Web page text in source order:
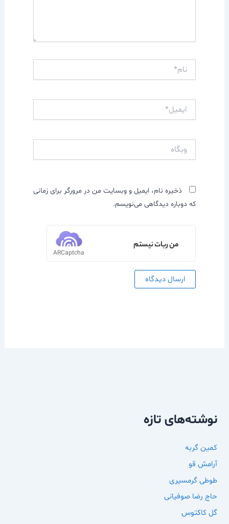
ذخیره نام، ایمیل و وبسایت من در مرورگر برای زمانی
که دوباره دیدگاهی می‌نویسم.
من ربات نیستم
ARCaptcha
نوشته‌های تازه
کمین گربه
آرامش قو
طوطی گرمسیری
حاج رضا صوفیانی
گل کاکتوس